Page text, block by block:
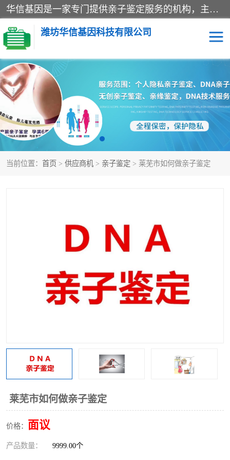
华信基因是一家专门提供亲子鉴定服务的机构，主要业务：济南亲子鉴定、临沂亲子鉴定、菏泽亲子鉴定、淄博亲子鉴定、青岛亲子鉴定、日照亲子鉴定、临朐亲子鉴定、寿光亲子鉴定等，联合广州、上海、北京、深圳、杭州、武汉、成都、合肥、贵阳、沈阳等地区有法医物证鉴定机构及基因检测公司，为国内外客户提供便捷的DNA鉴定服务。
潍坊华信基因科技有限公司
当前位置： 首页 > 供应商机 > 亲子鉴定 > 莱芜市如何做亲子鉴定
莱芜市如何做亲子鉴定
价格： 面议
产品数量： 9999.00个
亲子鉴定 DNA亲子鉴定
隐私亲子鉴定 无创亲子鉴定
孕期亲子鉴定